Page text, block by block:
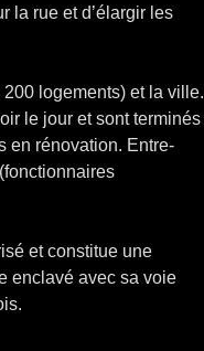
la rue et d’élargir les
logements) et la ville.
le jour et sont terminés
en rénovation. Entre-
et constitue une
enclavé avec sa voie